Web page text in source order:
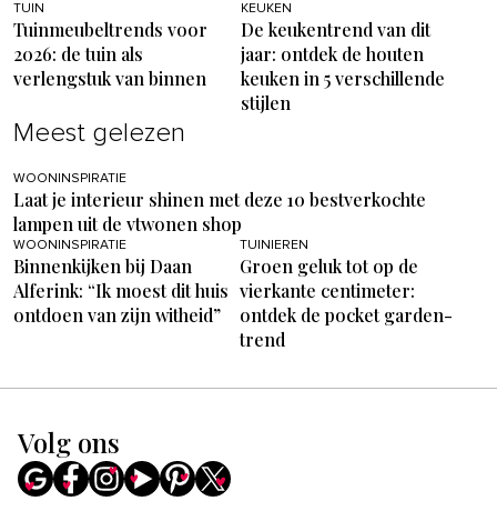
TUIN
Tuinmeubeltrends voor
2026: de tuin als
verlengstuk van binnen
KEUKEN
De keukentrend van dit
jaar: ontdek de houten
keuken in 5 verschillende
stijlen
Meest gelezen
WOONINSPIRATIE
Laat je interieur shinen met deze 10 bestverkochte
lampen uit de vtwonen shop
WOONINSPIRATIE
Binnenkijken bij Daan
Alferink: “Ik moest dit huis
ontdoen van zijn witheid”
TUINIEREN
Groen geluk tot op de
vierkante centimeter:
ontdek de pocket garden-
trend
Volg ons